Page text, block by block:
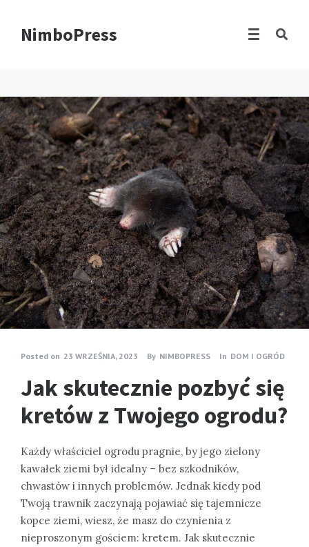
NimboPress
Posted on 23 WRZEŚNIA, 2023 By NIMBOPRESS In DOM I OGRÓD
Jak skutecznie pozbyć się
kretów z Twojego ogrodu?
Każdy właściciel ogrodu pragnie, by jego zielony
kawałek ziemi był idealny – bez szkodników,
chwastów i innych problemów. Jednak kiedy pod
Twoją trawnik zaczynają pojawiać się tajemnicze
kopce ziemi, wiesz, że masz do czynienia z
nieproszonym gościem: kretem. Jak skutecznie